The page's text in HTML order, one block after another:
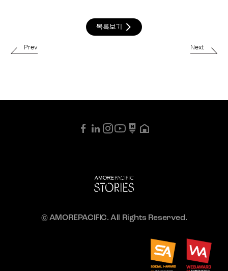
목록보기
Prev Next
© AMOREPACIFIC. All Rights Reserved.